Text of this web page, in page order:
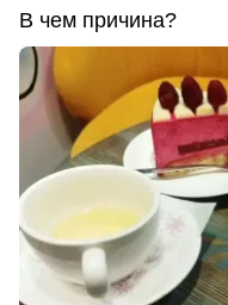
В чем причина?